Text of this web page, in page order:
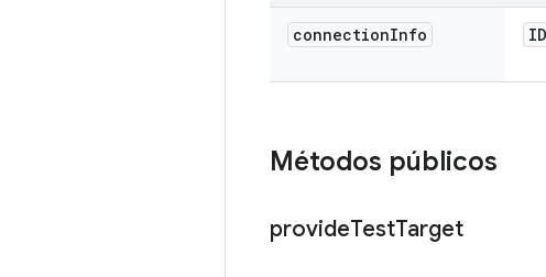
connectionInfo
Métodos públicos
provideTestTarget